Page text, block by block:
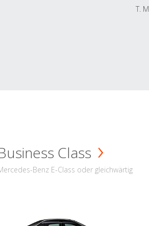
T. M.
Class
Benz E-Class oder gleichwärtig